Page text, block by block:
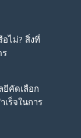
ไม่? สิ่งที่
ยีคัดเลือก
ร็จในการ